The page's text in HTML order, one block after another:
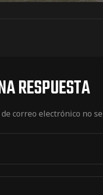
RESPUESTA
correo electrónico no